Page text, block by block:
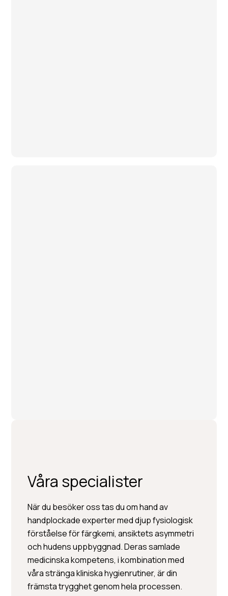
Våra specialister
När du besöker oss tas du om hand av
handplockade experter med djup fysiologisk
förståelse för färgkemi, ansiktets asymmetri
och hudens uppbyggnad. Deras samlade
medicinska kompetens, i kombination med
våra stränga kliniska hygienrutiner, är din
främsta trygghet genom hela processen.
Jenny Hanzon
Estetiska tatueringar